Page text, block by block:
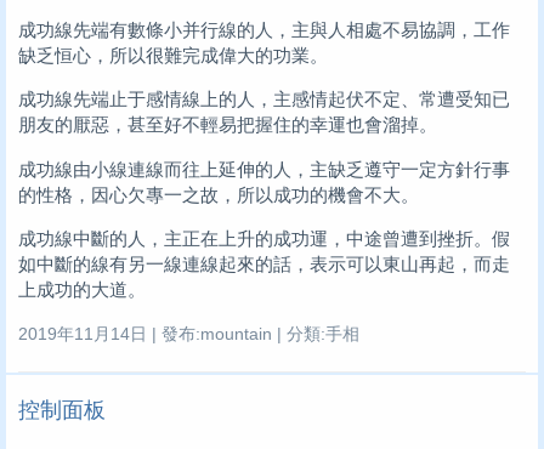
成功線先端有數條小并行線的人，主與人相處不易協調，工作
缺乏恒心，所以很難完成偉大的功業。
成功線先端止于感情線上的人，主感情起伏不定、常遭受知已
朋友的厭惡，甚至好不輕易把握住的幸運也會溜掉。
成功線由小線連線而往上延伸的人，主缺乏遵守一定方針行事
的性格，因心欠專一之故，所以成功的機會不大。
成功線中斷的人，主正在上升的成功運，中途曾遭到挫折。假
如中斷的線有另一線連線起來的話，表示可以東山再起，而走
上成功的大道。
2019年11月14日 | 發布:mountain | 分類:手相
控制面板